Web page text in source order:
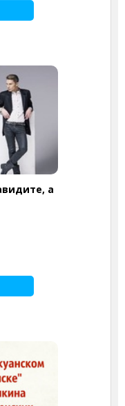
а